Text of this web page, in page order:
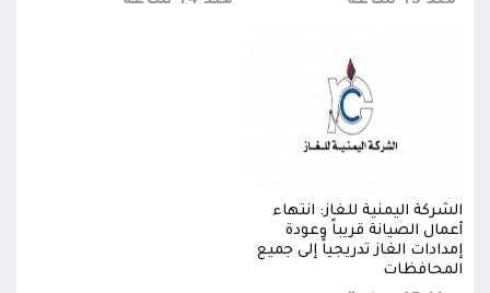
الشركة اليمنية للغاز: انتهاء
أعمال الصيانة قريباً وعودة
إمدادات الغاز تدريجياً إلى جميع
المحافظات